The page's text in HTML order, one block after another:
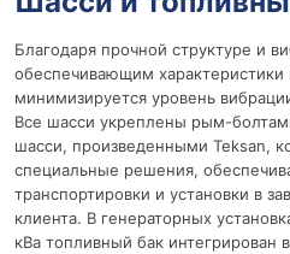
Благодаря прочной структуре и
обеспечивающим характеристики
минимизируется уровень
Все шасси укреплены рым-
шасси, произведенными Teksan,
специальные решения,
транспортировки и установки в
клиента. В генераторных
кВа топливный бак интегрирован